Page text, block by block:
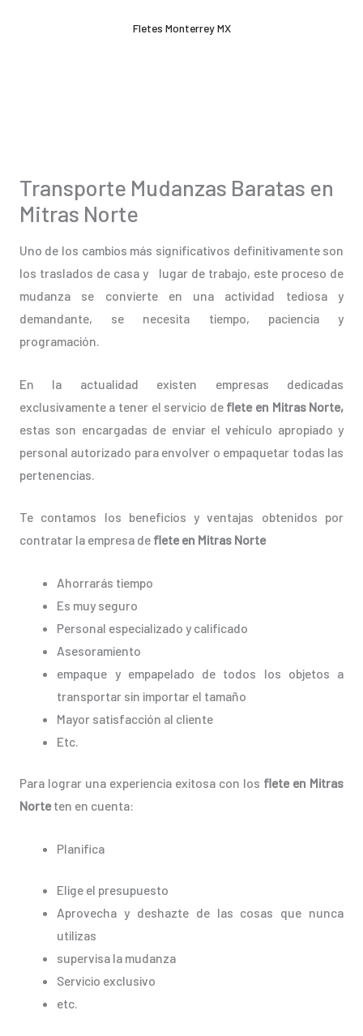
Fletes Monterrey MX
Transporte Mudanzas Baratas en
Mitras Norte
Uno de los cambios más significativos definitivamente son
los traslados de casa y lugar de trabajo, este proceso de
mudanza se convierte en una actividad tediosa y
demandante, se necesita tiempo, paciencia y
programación.
En la actualidad existen empresas dedicadas
exclusivamente a tener el servicio deflete en Mitras Norte,
estas son encargadas de enviar el vehículo apropiado y
personal autorizado para envolver o empaquetar todas las
pertenencias.
Te contamos los beneficios y ventajas obtenidos por
contratar la empresa de flete en Mitras Norte
Ahorrarás tiempo
Es muy seguro
Personal especializado y calificado
Asesoramiento
empaque y empapelado de todos los objetos a
transportar sin importar el tamaño
Mayor satisfacción al cliente
Etc.
Para lograr una experiencia exitosa con los flete en Mitras
Norteten en cuenta:
Planifica
Elige el presupuesto
Aprovecha y deshazte de las cosas que nunca
utilizas
supervisa la mudanza
Servicio exclusivo
etc.